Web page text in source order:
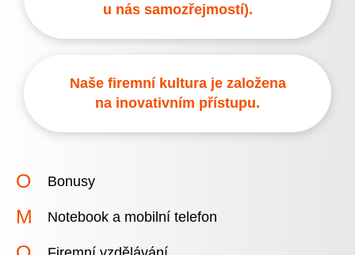
u nás samozřejmostí).
Naše firemní kultura je založena
na inovativním přístupu.
Bonusy
Notebook a mobilní telefon